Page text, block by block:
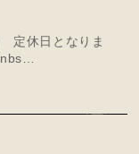
定休日となりま